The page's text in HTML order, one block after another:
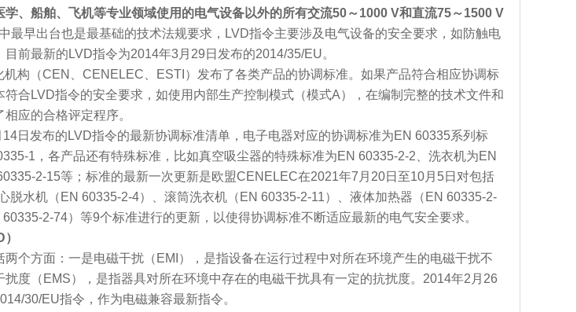
学、船舶、飞机等专业领域使用的电气设备以外的所有交流50～1000 V和直流75～1500 V
最早出台也是最基础的技术法规要求，LVD指令主要涉及电气设备的安全要求，如防触电
前最新的LVD指令为2014年3月29日发布的2014/35/EU。
（CEN、CENELEC、ESTI）发布了各类产品的协调标准。如果产品符合相应协调标
合LVD指令的安全要求，如使用内部生产控制模式（模式A），在编制完整的技术文件和
应的合格评定程序。
发布的LVD指令的最新协调标准清单，电子电器对应的协调标准为EN 60335系列标
1，各产品还有特殊标准，比如真空吸尘器的特殊标准为EN 60335-2-2、洗衣机为EN
2-15等；标准的最新一次更新是欧盟CENELEC在2021年7月20日至10月5日对包括
脱水机（EN 60335-2-4）、滚筒洗衣机（EN 60335-2-11）、液体加热器（EN 60335-2-
2-74）等9个标准进行的更新，以使得协调标准不断适应最新的电气安全要求。
方面：一是电磁干扰（EMI），是指设备在运行过程中对所在环境产生的电磁干扰不
度（EMS），是指器具对所在环境中存在的电磁干扰具有一定的抗扰度。2014年2月26
30/EU指令，作为电磁兼容最新指令。